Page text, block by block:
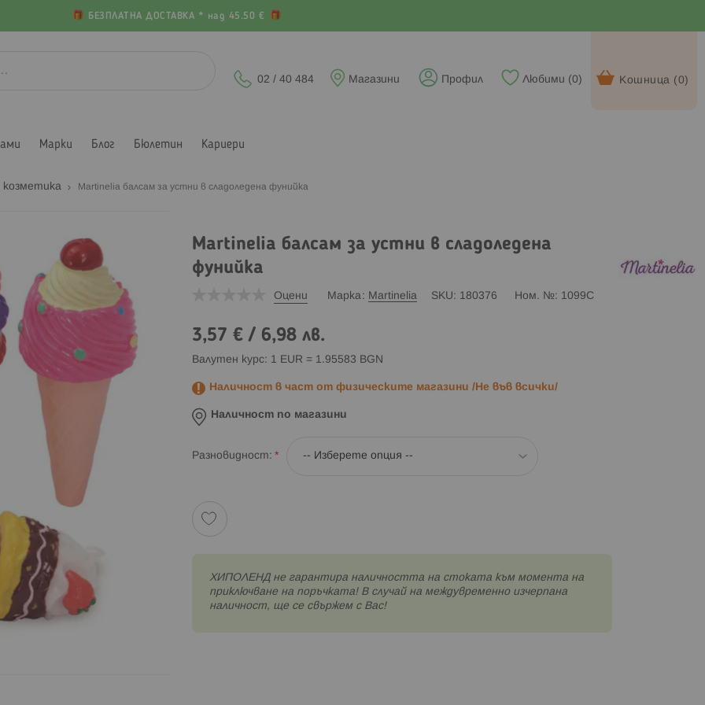
БЕЗПЛАТНА ДОСТАВКА * над 45.50 €
Кошница (0)
Любими (0)
Профил
Магазини
02 / 40 484
Марки Блог Бюлетин Кариери
Martinelia балсам за устни в сладоледена фунийка
Martinelia балсам за устни в сладоледена
фунийка
Оцени Марка Martinelia SKU 180376 Ном. № 1099С
3,57 €/ 6,98 лв.
Валутен курс: 1 EUR = 1.95583 BGN
Наличност в част от физическите магазини /Не във всички/
Наличност по магазини
Разновидност
XИПОЛЕНД не гарантира наличността на стоката към момента на
приключване на поръчката! В случай на междувременно изчерпана
наличност, ще се свържем с Вас!